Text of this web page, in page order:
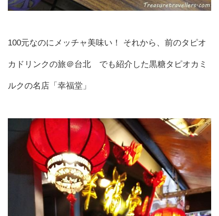
100元なのにメッチャ美味い！ それから、前のタピオ
カドリンクの旅＠台北 でも紹介した黒糖タピオカミ
ルクの名店「幸福堂」